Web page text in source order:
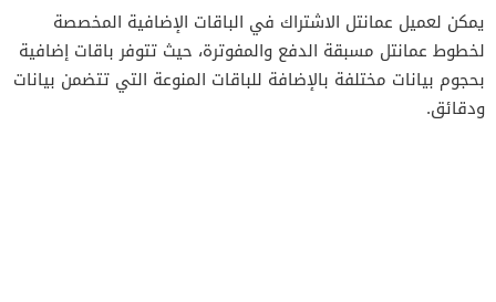
يمكن لعميل عمانتل الاشتراك في الباقات الإضافية المخصصة
لخطوط عمانتل مسبقة الدفع والمفوترة، حيث تتوفر باقات إضافية
بحجوم بيانات مختلفة بالإضافة للباقات المنوعة التي تتضمن بيانات
ودقائق.